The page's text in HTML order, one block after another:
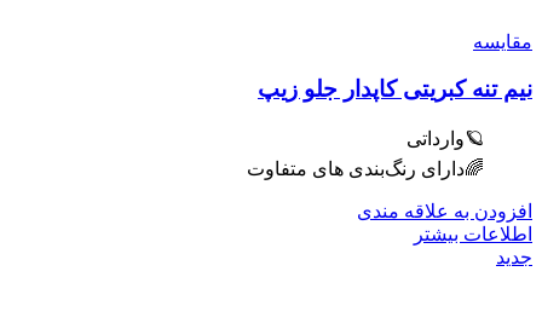
مقایسه
نیم تنه کبریتی کاپدار جلو زیپ
🪐وارداتی
🌈دارای رنگ‌بندی های متفاوت
افزودن به علاقه مندی
اطلاعات بیشتر
جدید